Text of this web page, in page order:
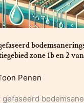
zone 1b en 2
Penen